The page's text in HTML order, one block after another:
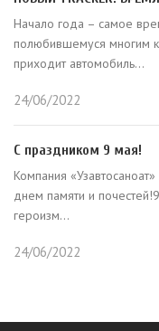
Начало года – самое
полюбившемуся многим
приходит автомобиль...
24/06/2022
С праздником 9 мая!
Компания
днем памяти и
героизм...
24/06/2022